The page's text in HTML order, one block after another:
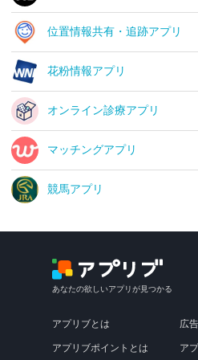
位置情報共有・追跡アプリ
花粉情報アプリ
オンライン診療アプリ
マッチングアプリ
競馬アプリ
あなたの欲しいアプリが見つかる
アプリブとは
アプリブポイントとは
広
ア